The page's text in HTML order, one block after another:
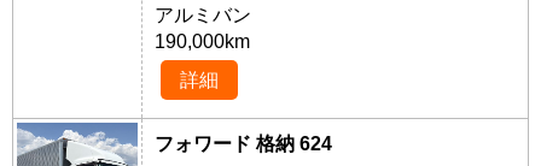
アルミバン
190,000km
詳細
フォワード 格納 624